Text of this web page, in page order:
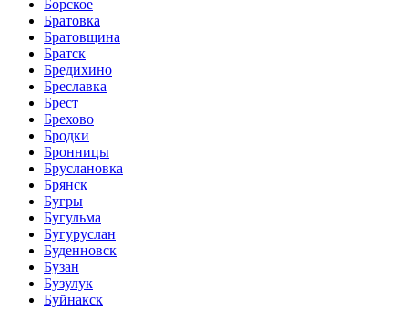
Борское
Братовка
Братовщина
Братск
Бредихино
Бреславка
Брест
Брехово
Бродки
Бронницы
Бруслановка
Брянск
Бугры
Бугульма
Бугуруслан
Буденновск
Бузан
Бузулук
Буйнакск